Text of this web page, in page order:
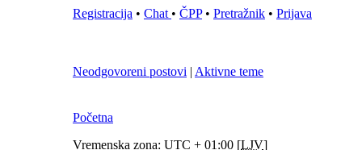
Registracija • Chat • ČPP• Pretražnik • Prijava
Neodgovoreni postovi | Aktivne teme
Početna
Vremenska zona: UTC + 01:00 [LJV]